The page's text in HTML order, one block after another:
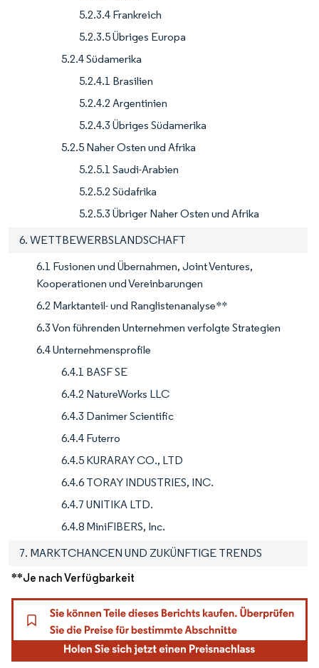
5.2.3.4 Frankreich
5.2.3.5 Übriges Europa
5.2.4 Südamerika
5.2.4.1 Brasilien
5.2.4.2 Argentinien
5.2.4.3 Übriges Südamerika
5.2.5 Naher Osten und Afrika
5.2.5.1 Saudi-Arabien
5.2.5.2 Südafrika
5.2.5.3 Übriger Naher Osten und Afrika
6. WETTBEWERBSLANDSCHAFT
6.1 Fusionen und Übernahmen, Joint Ventures,
Kooperationen und Vereinbarungen
6.2 Marktanteil- und Ranglistenanalyse**
6.3 Von führenden Unternehmen verfolgte Strategien
6.4 Unternehmensprofile
6.4.1 BASF SE
6.4.2 NatureWorks LLC
6.4.3 Danimer Scientific
6.4.4 Futerro
6.4.5 KURARAY CO., LTD
6.4.6 TORAY INDUSTRIES, INC.
6.4.7 UNITIKA LTD.
6.4.8 MiniFIBERS, Inc.
7. MARKTCHANCEN UND ZUKÜNFTIGE TRENDS
**Je nach Verfügbarkeit